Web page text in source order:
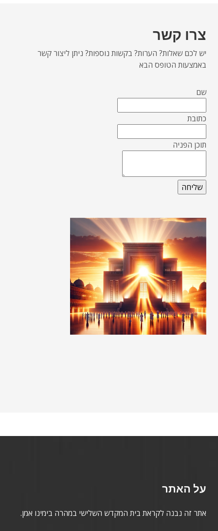
צרו קשר
יש לכם שאלות? הערות? בקשות נוספות? ניתן ליצור קשר
באמצעות הטופס הבא
שם
כתובת
תוכן הפניה
על האתר
אתר זה נבנה לקראת בית המקדש השלישי במהרה בימינו אמן.